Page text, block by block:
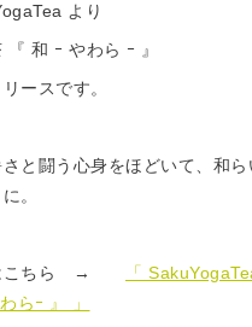
より
『 和 ｰ やわら ｰ 』
ースです。
と闘う心身をほどいて、和ら
。
こちら →
「
らｰ 』 」